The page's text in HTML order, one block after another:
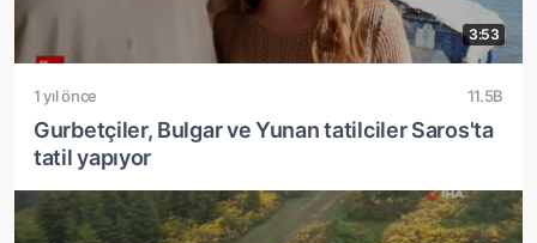
3:53
1 yıl önce 11.5B
Gurbetçiler, Bulgar ve Yunan tatilciler Saros'ta
tatil yapıyor